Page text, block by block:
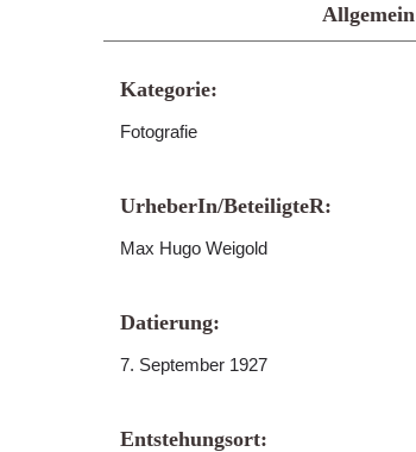
Allgemein
Kategorie:
Fotografie
UrheberIn/BeteiligteR:
Max Hugo Weigold
Datierung:
7. September 1927
Entstehungsort: